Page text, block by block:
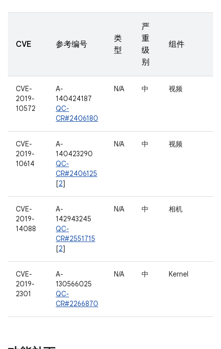
CVE 参考编号
类
型
严
重
级
别
组件
CVE-
2019-
10572
A-
140424187
QC-
CR#2406180
N/A 中 视频
CVE-
2019-
10614
A-
140423290
QC-
CR#2406125
[2]
N/A 中 视频
CVE-
2019-
14088
A-
142943245
QC-
CR#2551715
[2]
N/A 中 相机
CVE-
2019-
2301
A-
130566025
QC-
CR#2266870
N/A 中 Kernel